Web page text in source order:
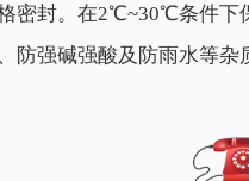
密封。在2℃~30℃条件下
防强碱强酸及防雨水等杂